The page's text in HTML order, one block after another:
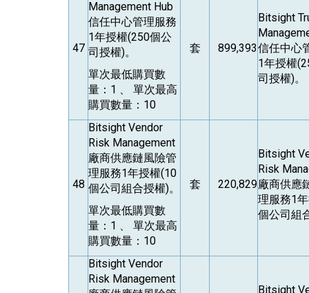
47
Management Hub
信任中心管理服務
1年授權(250個公
司授權)。
單次最低購買數
量：1 、 單次最高
購買數量：10
套 899,393
Bitsight
信任中心
1年授權
司授權)。
48
Bitsight Vendor
Risk Management
廠商供應鏈風險管
理服務1年授權(10
個公司組合授權)。
單次最低購買數
量：1 、 單次最高
購買數量：10
套 220,829
Bitsight
Risk
廠商供應
理服務1
個公司組
Bitsight Vendor
Risk Management
Bitsight